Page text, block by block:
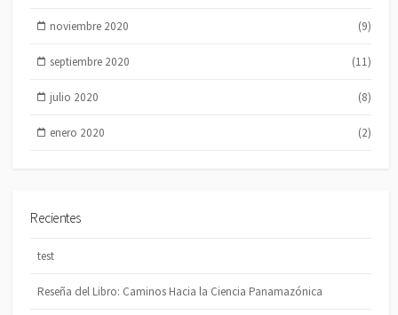
noviembre 2020 (9)
septiembre 2020 (11)
julio 2020 (8)
enero 2020 (2)
Recientes
test
Reseña del Libro: Caminos Hacia la Ciencia Panamazónica